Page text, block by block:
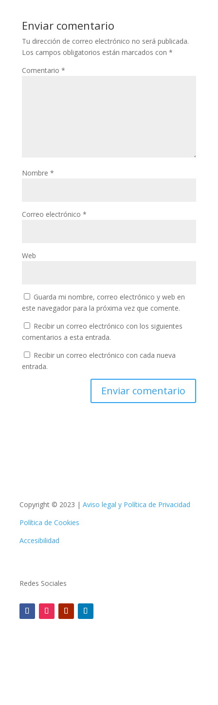
Enviar comentario
Tu dirección de correo electrónico no será publicada.
Los campos obligatorios están marcados con *
Comentario *
Nombre *
Correo electrónico *
Web
Guarda mi nombre, correo electrónico y web en
este navegador para la próxima vez que comente.
Recibir un correo electrónico con los siguientes
comentarios a esta entrada.
Recibir un correo electrónico con cada nueva
entrada.
Copyright © 2023 | Aviso legal y Política de Privacidad
Política de Cookies
Accesibilidad
Redes Sociales